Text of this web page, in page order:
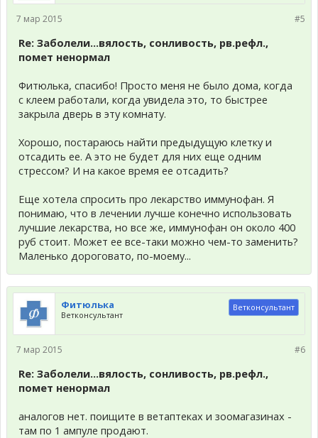
#5
7 мар 2015
Re: Заболели...вялость, сонливость, рв.рефл.,
помет ненормал
Фитюлька, спасибо! Просто меня не было дома, когда
с клеем работали, когда увидела это, то быстрее
закрыла дверь в эту комнату.
Хорошо, постараюсь найти предыдущую клетку и
отсадить ее. А это не будет для них еще одним
стрессом? И на какое время ее отсадить?
Еще хотела спросить про лекарство иммунофан. Я
понимаю, что в лечении лучше конечно использовать
лучшие лекарства, но все же, иммунофан он около 400
руб стоит. Может ее все-таки можно чем-то заменить?
Маленько дороговато, по-моему...
Фитюлька
Ветконсультант
Ветконсультант
#6
7 мар 2015
Re: Заболели...вялость, сонливость, рв.рефл.,
помет ненормал
аналогов нет. поищите в ветаптеках и зоомагазинах -
там по 1 ампуле продают.